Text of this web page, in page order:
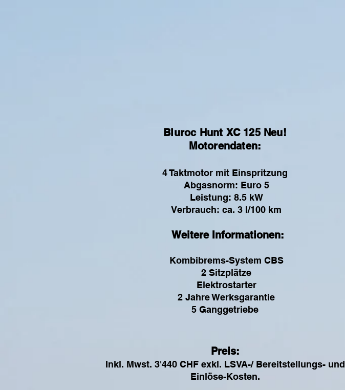
Bluroc Hunt XC 125 Neu!
Motorendaten:
4 Taktmotor mit Einspritzung
Abgasnorm: Euro 5
Leistung: 8.5 kW
Verbrauch: ca. 3 l/100 km
Weitere Informationen:
Kombibrems-System CBS
2 Sitzplätze
Elektrostarter
2 Jahre Werksgarantie
5 Ganggetriebe
Preis:
Inkl. Mwst. 3'440 CHF exkl. LSVA-/ Bereitstellungs- und
Einlöse-Kosten.